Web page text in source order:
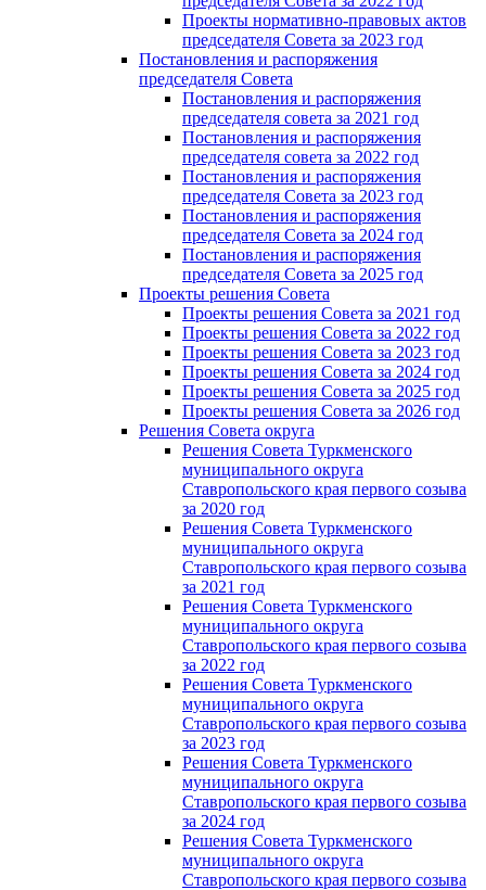
Проекты нормативно-правовых актов
председателя Cовета за 2023 год
Постановления и распоряжения
председателя Cовета
Постановления и распоряжения
председателя совета за 2021 год
Постановления и распоряжения
председателя совета за 2022 год
Постановления и распоряжения
председателя Cовета за 2023 год
Постановления и распоряжения
председателя Cовета за 2024 год
Постановления и распоряжения
председателя Cовета за 2025 год
Проекты решения Cовета
Проекты решения Совета за 2021 год
Проекты решения Совета за 2022 год
Проекты решения Cовета за 2023 год
Проекты решения Совета за 2024 год
Проекты решения Совета за 2025 год
Проекты решения Совета за 2026 год
Решения Совета округа
Решения Совета Туркменского
муниципального округа
Ставропольского края первого созыва
за 2020 год
Решения Совета Туркменского
муниципального округа
Ставропольского края первого созыва
за 2021 год
Решения Совета Туркменского
муниципального округа
Ставропольского края первого созыва
за 2022 год
Решения Совета Туркменского
муниципального округа
Ставропольского края первого созыва
за 2023 год
Решения Совета Туркменского
муниципального округа
Ставропольского края первого созыва
за 2024 год
Решения Совета Туркменского
муниципального округа
Ставропольского края первого созыва